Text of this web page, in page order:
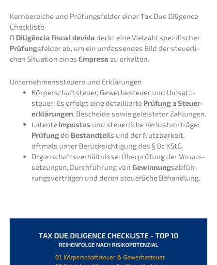
Kernbe­rei­che und Prüfungs­fel­der einer Tax Due Diligence
Checkliste
O Diligên­cia fiscal devida deckt eine Vielzahl spezi­fi­scher
Prüfungsfelder ab, um ein umfas­sen­des Bild der steuer­li­
chen Situa­ti­on eines Empre­sa zu erhalten.
Unter­neh­mens­steu­ern und Erklärungen
Körper­schaft­steu­er, Gewer­be­steu­er und Umsatz­
steu­er: Es erfolgt eine detail­lier­te Prüfunga Steuer­
erklä­run­gen, Beschei­de sowie geleis­te­ter Zahlungen.
Laten­te Impos­tos und steuer­li­che Verlust­vor­trä­ge:
Prüfung do Bestand­teils und der Nutzbar­keit,
oftmals unter Berück­sich­ti­gung des § 8c KStG.
Organ­schafts­ver­hält­nis­se: Überprü­fung der Voraus­
set­zun­gen, Durch­füh­rung von Gewin­nungsabfüh­
rungs­ver­trä­gen und deren steuer­li­che Behandlung.